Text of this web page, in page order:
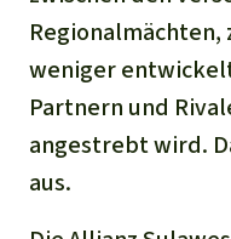
Regionalmächten,
weniger
Partnern und
angestrebt wird.
aus.